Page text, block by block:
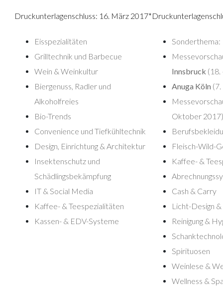
Druckunterlagenschluss: 16. März 2017*
Eisspezialitäten
Grilltechnik und Barbecue
Wein & Weinkultur
Biergenuss, Radler und
Alkoholfreies
Bio-Trends
Convenience und Tiefkühltechnik
Design, Einrichtung & Architektur
Insektenschutz und
Schädlingsbekämpfung
IT & Social Media
Kaffee- & Teespezialitäten
Kassen- & EDV-Systeme
Sonderthema:
Innsbruck
Anuga Köln
Oktober 2017)
Fleisch-Wild-
Kaffee- &
Cash & Carry
Licht-Design
Reinigung &
Spirituosen
Weinlese &
Wellness &